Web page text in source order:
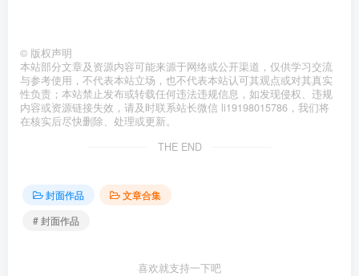
© 版权声明
本站部分文章及资源内容可能来源于网络或公开渠道，仅供学习交流
与参考使用，不代表本站立场，也不代表本站认可其观点或对其真实
性负责；本站禁止发布或转载任何违法违规信息，如发现侵权、违规
内容或资源链接失效，请及时联系站长微信 li19198015786，我们将
在核实后尽快删除、处理或更新。
THE END
封面作品
文章合集
# 封面作品
喜欢就支持一下吧